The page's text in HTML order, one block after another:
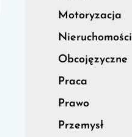
Motoryzacja
Nieruchomości
Obcojęzyczne
Praca
Prawo
Przemysł